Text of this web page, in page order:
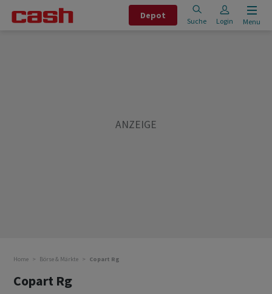
Depot
Suche Login Menu
Home Börse & Märkte Copart Rg
Copart Rg